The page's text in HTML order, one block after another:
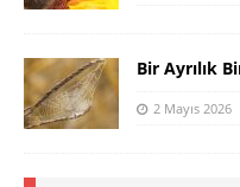
Bir Ayrılık
2 Mayıs 2026